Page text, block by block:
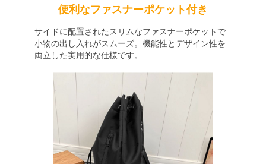
便利なファスナーポケット付き
サイドに配置されたスリムなファスナーポケットで
小物の出し入れがスムーズ。機能性とデザイン性を
両立した実用的な仕様です。